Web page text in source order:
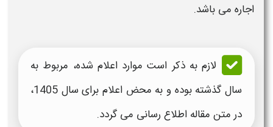
اجاره می باشد.
لازم به ذکر است موارد اعلام شده، مربوط به
سال گذشته بوده و به محض اعلام برای سال 1405،
در متن مقاله اطلاع رسانی می گردد.